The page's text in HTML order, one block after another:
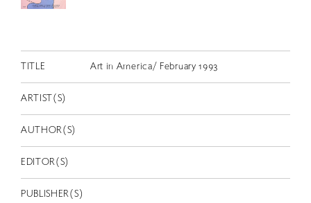
JP
EN
TITLE Art in America/ February 1993
ARTIST(S)
AUTHOR(S)
EDITOR(S)
PUBLISHER(S)